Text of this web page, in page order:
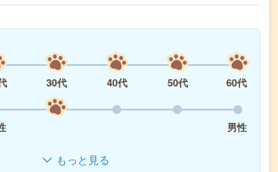
30代 40代 50代
60代
男性
もっと見る